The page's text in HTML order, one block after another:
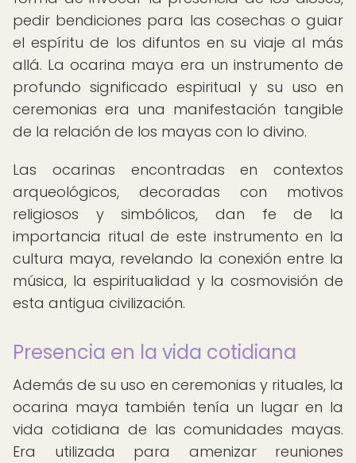
pedir bendiciones para las cosechas o guiar
el espíritu de los difuntos en su viaje al más
allá. La ocarina maya era un instrumento de
profundo significado espiritual y su uso en
ceremonias era una manifestación tangible
de la relación de los mayas con lo divino.
Las ocarinas encontradas en contextos
arqueológicos, decoradas con motivos
religiosos y simbólicos, dan fe de la
importancia ritual de este instrumento en la
cultura maya, revelando la conexión entre la
música, la espiritualidad y la cosmovisión de
esta antigua civilización.
Presencia en la vida cotidiana
Además de su uso en ceremonias y rituales, la
ocarina maya también tenía un lugar en la
vida cotidiana de las comunidades mayas.
Era utilizada para amenizar reuniones